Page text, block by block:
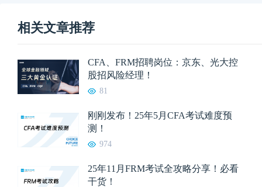
相关文章推荐
CFA、FRM招聘岗位：京东、光大控
股招风险经理！
81
刚刚发布！25年5月CFA考试难度预
测！
974
25年11月FRM考试全攻略分享！必看
干货！